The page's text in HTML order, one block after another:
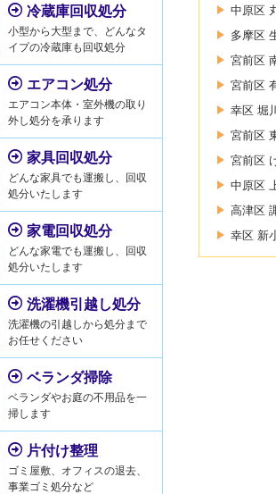
中原区
多摩区
宮前区
宮前区
幸区 堀
宮前区
宮前区
中原区
高津区
幸区 新
冷蔵庫回収処分
小型から大型まで、どんなタ
イプの冷蔵庫も回収処分
エアコン処分
エアコン本体・室外機の取り
外し処分を承ります
家具回収処分
どんな家具でも運搬し、回収
処分いたします
家電回収処分
どんな家電でも運搬し、回収
処分いたします
洗濯機引越し処分
洗濯機の引越しから処分まで
お任せください
ベランダ掃除
ベランダやお庭の不用品を一
掃します
片付け整理
ゴミ屋敷、オフィスの退去、
事業ゴミ処分など